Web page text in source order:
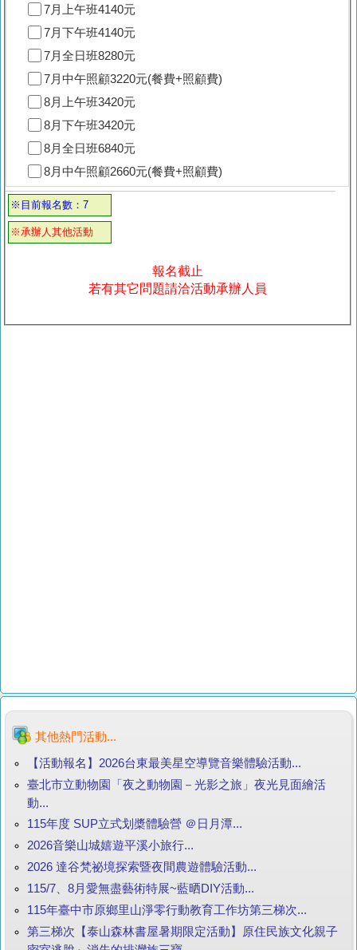
7月上午班4140元
7月下午班4140元
7月全日班8280元
7月中午照顧3220元(餐費+照顧費)
8月上午班3420元
8月下午班3420元
8月全日班6840元
8月中午照顧2660元(餐費+照顧費)
※目前報名數：7
※承辦人其他活動
報名截止
若有其它問題請洽活動承辦人員
其他熱門活動...
【活動報名】2026台東最美星空導覽音樂體驗活動...
臺北市立動物園「夜之動物園－光影之旅」夜光見面繪活
動...
115年度 SUP立式划槳體驗營 ＠日月潭...
2026音樂山城嬉遊平溪小旅行...
2026 達谷梵祕境探索暨夜間農遊體驗活動...
115/7、8月愛無盡藝術特展~藍晒DIY活動...
115年臺中市原鄉里山淨零行動教育工作坊第三梯次...
第三梯次【泰山森林書屋暑期限定活動】原住民族文化親子